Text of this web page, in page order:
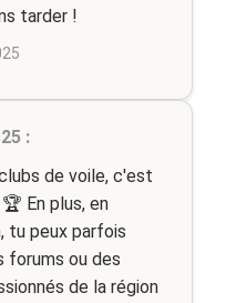
tarder !
:
de voile, c'est
En plus, en
tu peux parfois
forums ou des
de la région